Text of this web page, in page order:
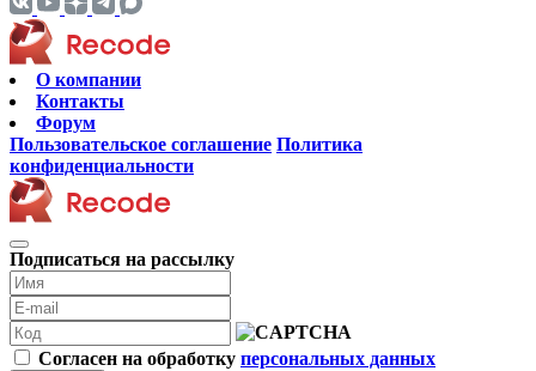
О компании
Контакты
Форум
Пользовательское соглашение Политика
конфиденциальности
Подписаться на рассылку
Согласен на обработку персональных данных